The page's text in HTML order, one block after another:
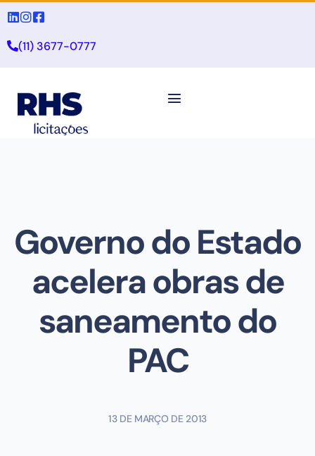
(11) 3677-0777
Governo do Estado
acelera obras de
saneamento do
PAC
13 DE MARÇO DE 2013